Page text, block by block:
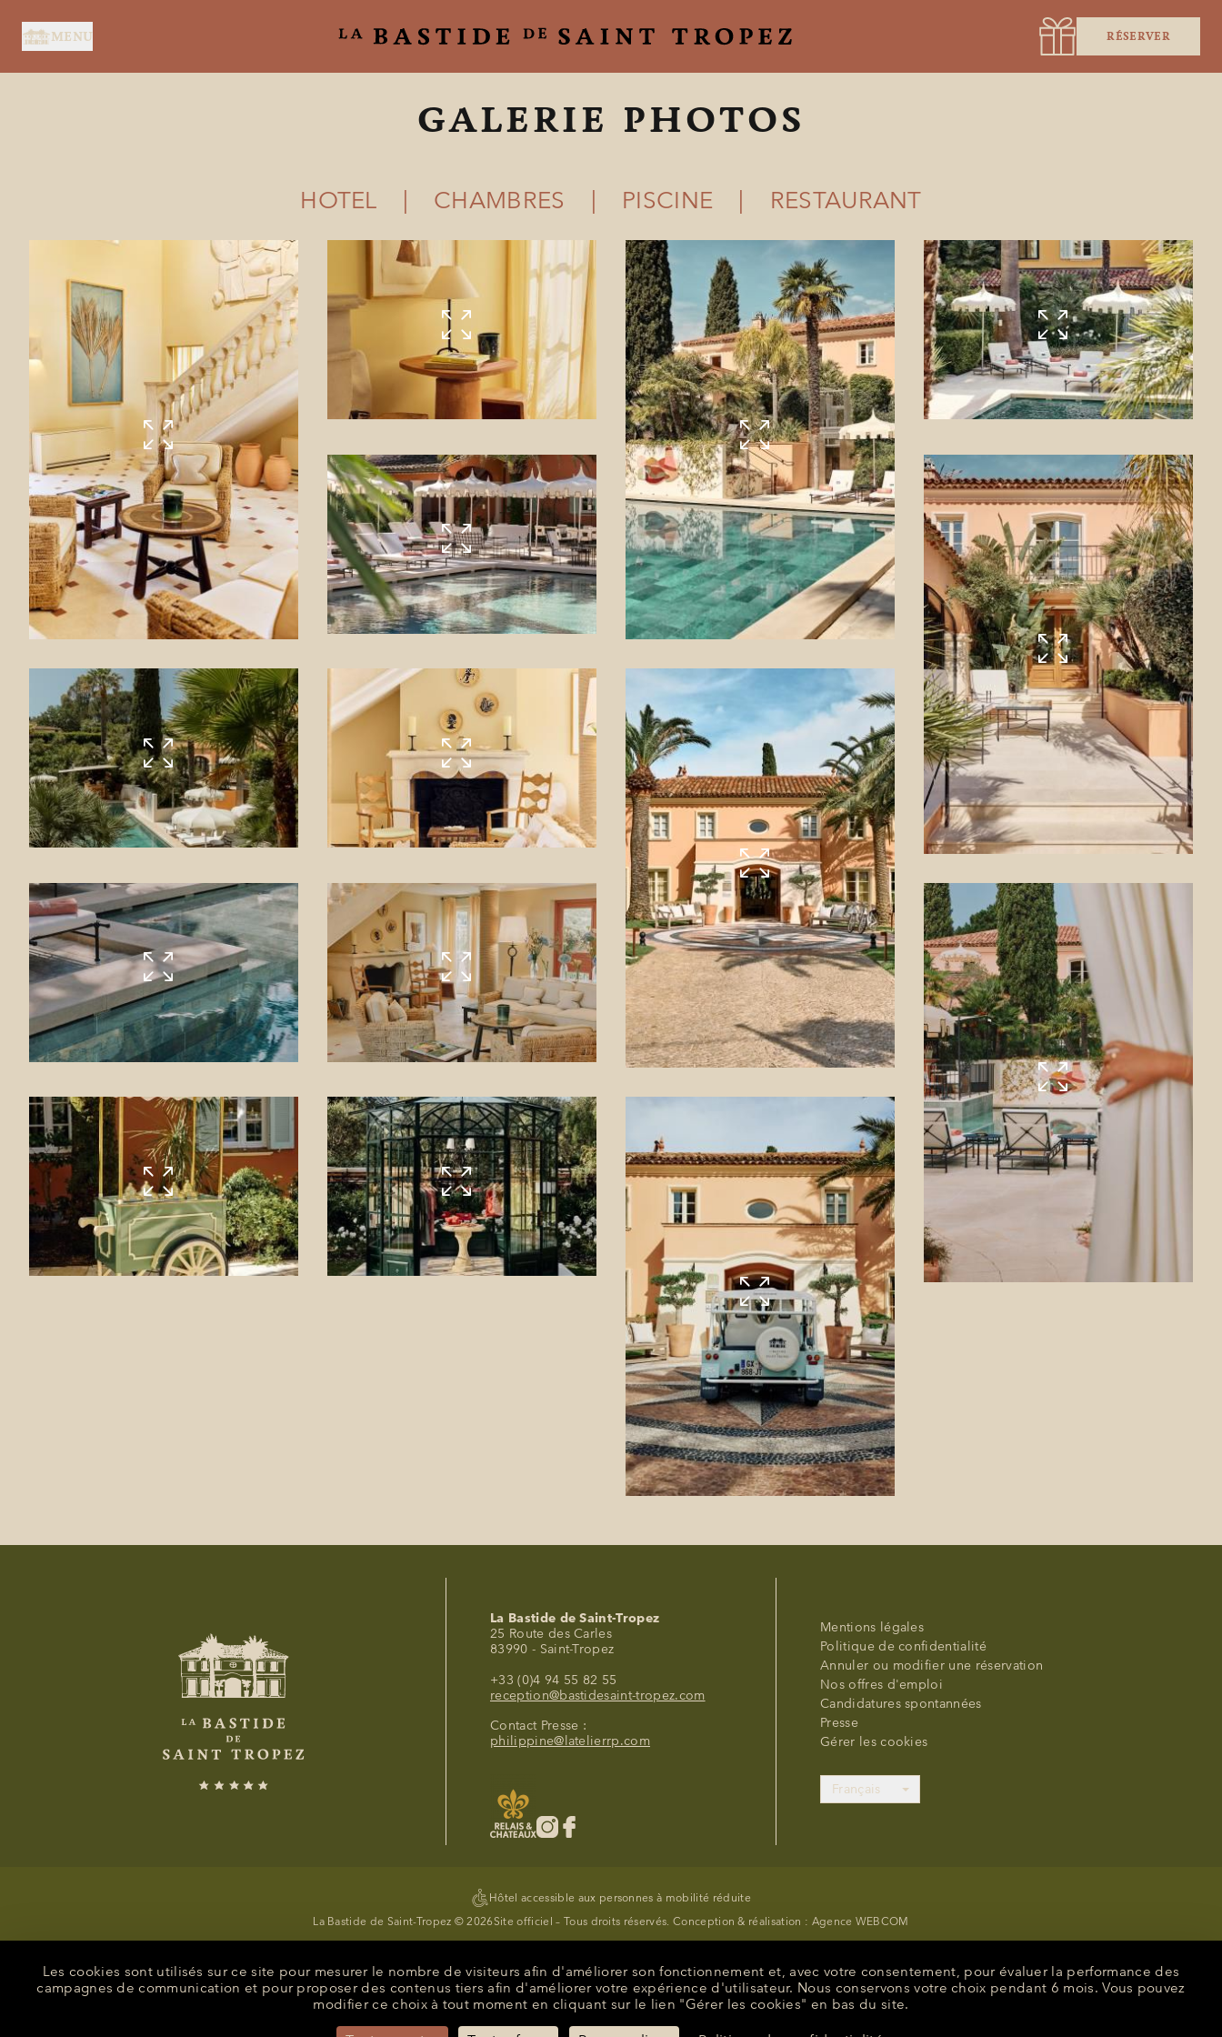
MENU RÉSERVER
ACCUEIL
SERVICES
SUITES & CHAMBRES
RESTAURANT
SPA BY HOLIDERMIE
BONS CADEAUX
ÉVÈNEMENTS
PHOTOS
SITUATION
PROGRAMMATION
OFFRES
ACTUALITÉS
GALERIE PHOTOS
HOTEL CHAMBRES PISCINE RESTAURANT
La Bastide de Saint-Tropez
25 Route des Carles
83990 - Saint-Tropez
+33 (0)4 94 55 82 55
reception@bastidesaint-tropez.com
Contact Presse :
philippine@latelierrp.com
Mentions légales
Politique de confidentialité
Annuler ou modifier une réservation
Nos offres d'emploi
Candidatures spontannées
Presse
Gérer les cookies
Français
Hôtel accessible aux personnes à mobilité réduite
La Bastide de Saint-Tropez © 2026Site officiel – Tous droits réservés. Conception & réalisation : Agence WEBCOM
Code GDS :Amadeus : WBLTTLBD - Sabre : WB31334 - Galileo/Apollo : WB78444 - Worldspan : WBLTTLB
Les cookies sont utilisés sur ce site pour mesurer le nombre de visiteurs afin d'améliorer son fonctionnement et, avec votre consentement, pour évaluer la performance des
campagnes de communication et pour proposer des contenus tiers afin d'améliorer votre expérience d'utilisateur. Nous conservons votre choix pendant 6 mois. Vous pouvez
modifier ce choix à tout moment en cliquant sur le lien "Gérer les cookies" en bas du site.